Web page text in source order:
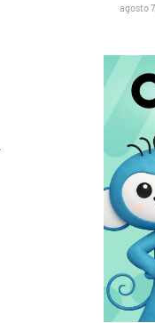
agosto